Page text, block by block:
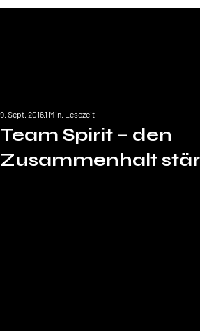
Team Spirit – den
Zusammenhalt
9. Sept. 20161 Min. Lesezeit